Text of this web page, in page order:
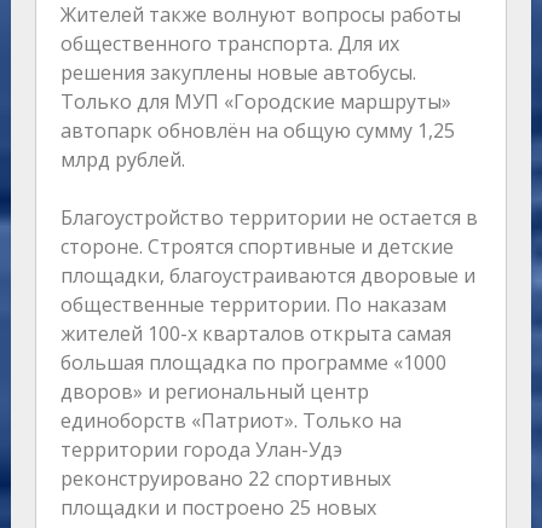
Жителей также волнуют вопросы работы
общественного транспорта. Для их
решения закуплены новые автобусы.
Только для МУП «Городские маршруты»
автопарк обновлён на общую сумму 1,25
млрд рублей.
Благоустройство территории не остается в
стороне. Строятся спортивные и детские
площадки, благоустраиваются дворовые и
общественные территории. По наказам
жителей 100-х кварталов открыта самая
большая площадка по программе «1000
дворов» и региональный центр
единоборств «Патриот». Только на
территории города Улан-Удэ
реконструировано 22 спортивных
площадки и построено 25 новых